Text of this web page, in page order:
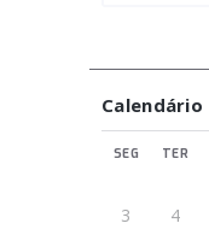
Calendário
SEG TER
3
4